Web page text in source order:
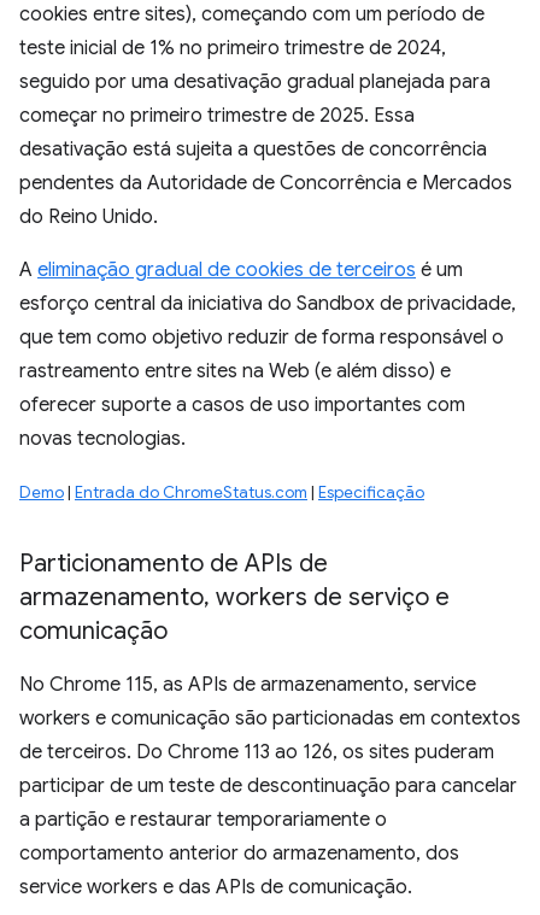
cookies entre sites), começando com um período de
teste inicial de 1% no primeiro trimestre de 2024,
seguido por uma desativação gradual planejada para
começar no primeiro trimestre de 2025. Essa
desativação está sujeita a questões de concorrência
pendentes da Autoridade de Concorrência e Mercados
do Reino Unido.
A eliminação gradual de cookies de terceiros é um
esforço central da iniciativa do Sandbox de privacidade,
que tem como objetivo reduzir de forma responsável o
rastreamento entre sites na Web (e além disso) e
oferecer suporte a casos de uso importantes com
novas tecnologias.
Demo| Entrada do ChromeStatus.com | Especificação
Particionamento de APIs de
armazenamento, workers de serviço e
comunicação
No Chrome 115, as APIs de armazenamento, service
workers e comunicação são particionadas em contextos
de terceiros. Do Chrome 113 ao 126, os sites puderam
participar de um teste de descontinuação para cancelar
a partição e restaurar temporariamente o
comportamento anterior do armazenamento, dos
service workers e das APIs de comunicação.